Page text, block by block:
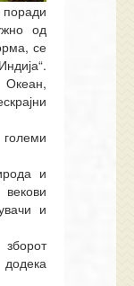
од
се
големи
и
и